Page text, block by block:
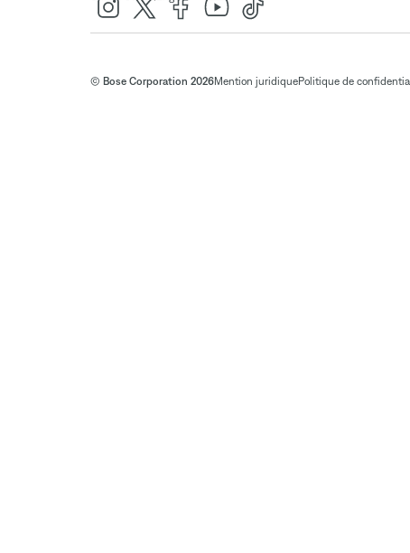
© Bose Corporation 2026Mention juridiquePolitique de